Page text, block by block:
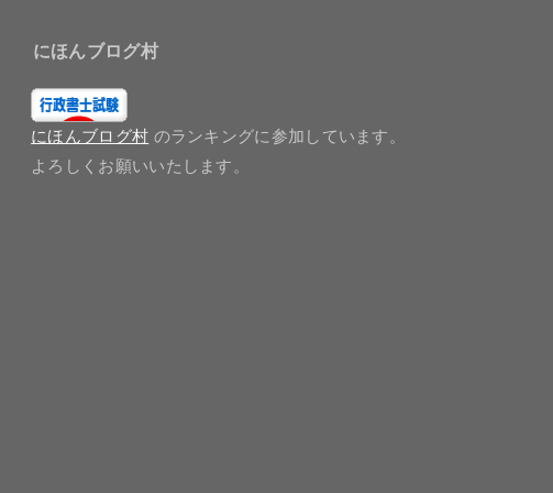
にほんブログ村
にほんブログ村 のランキングに参加しています。
よろしくお願いいたします。